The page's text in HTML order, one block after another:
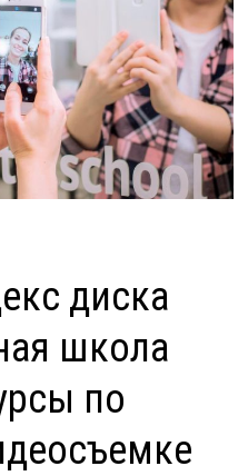
диска
школа
по